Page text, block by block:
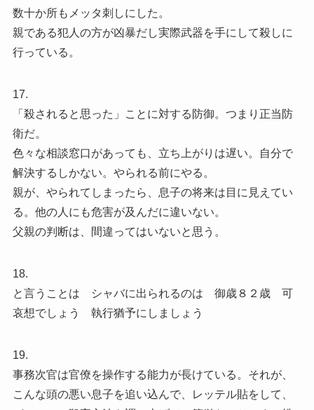
数十か所もメッタ刺しにした。
親である犯人の方が凶暴だし実際武器を手にして殺しに
行っている。
17.
「殺されると思った」ことに対する防御。つまり正当防
衛だ。
色々な相談窓口があっても、立ち上がりは遅い。自分で
解決するしかない。やられる前にやる。
親が、やられてしまったら、息子の将来は目に見えてい
る。他の人にも危害が及んだに違いない。
父親の判断は、間違ってはいないと思う。
18.
と言うことは シャバに出られるのは 御歳８２歳 可
哀想でしょう 執行猶予にしましょう
19.
事務次官は官僚を操作する能力が長けている。それが、
こんな頭の悪い息子を追い込んで、レッテル貼をして、